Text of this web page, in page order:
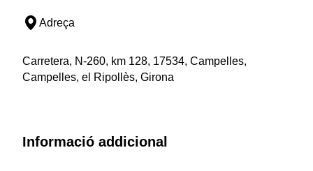
Adreça
Carretera, N-260, km 128, 17534, Campelles,
Campelles, el Ripollès, Girona
Informació addicional